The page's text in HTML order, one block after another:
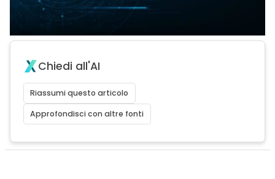
Chiedi all'AI
Riassumi questo articolo
Approfondisci con altre fonti